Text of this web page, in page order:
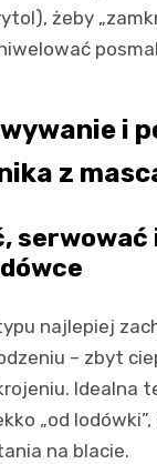
żeby
i
z
serwować
najlepiej
– zbyt
Idealna
„od lodówki”,
na blacie.